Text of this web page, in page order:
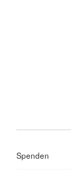
Spenden